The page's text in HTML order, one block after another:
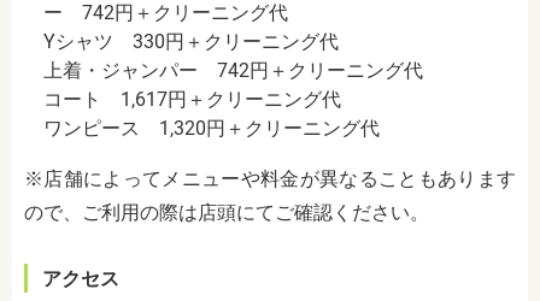
ー 742円＋クリーニング代
Yシャツ 330円＋クリーニング代
上着・ジャンパー 742円＋クリーニング代
コート 1,617円＋クリーニング代
ワンピース 1,320円＋クリーニング代
※店舗によってメニューや料金が異なることもあります
ので、ご利用の際は店頭にてご確認ください。
アクセス